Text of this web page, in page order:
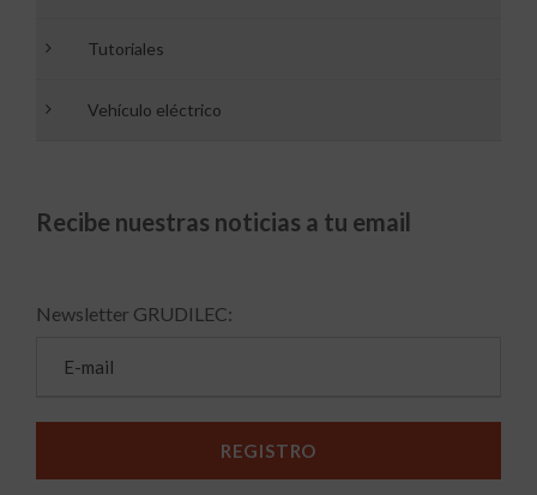
Tutoriales
Vehículo eléctrico
Recibe nuestras noticias a tu email
Newsletter GRUDILEC: